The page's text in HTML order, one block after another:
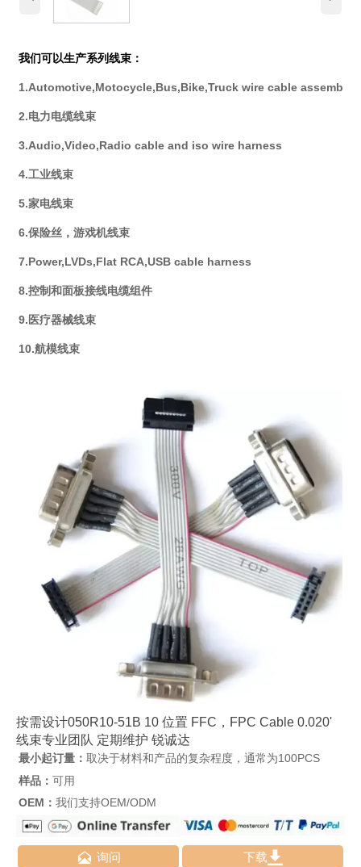
我们可以生产系列线束：
1.Automotive,Motocycle,Bus,Bike,Truck wire cable assembly
2.电力电缆线束
3.Audio,Video,Radio cable and iso wire harness
4.工业线束
5.家电线束
6.保险丝，游戏机线束
7.Power,LVDs,Flat RCA,USB cable harness
8.控制和面板接线电缆组件
9.医疗器械线束
10.航模线束
按需设计050R10-51B 10 位置 FFC，FPC Cable 0.020'
线束专业团队 定期维护 锐诚达
最小起订量： 取决于材料和产品的复杂程度，通常为100PCS
样品： 可用
OEM： 我们支持OEM/ODM
 询问 下载